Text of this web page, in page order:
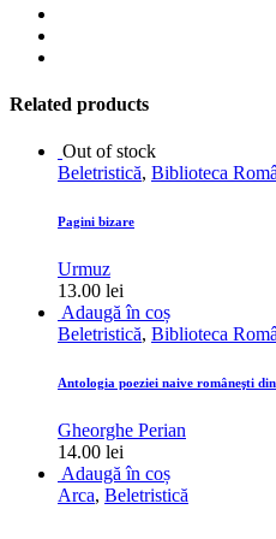
Related products
Out of stock
Beletristică, Biblioteca
Pagini bizare
Urmuz
13.00 lei
Adaugă în coș
Beletristică, Biblioteca
Antologia poeziei naive româneşti
Gheorghe Perian
14.00 lei
Adaugă în coș
Arca, Beletristică